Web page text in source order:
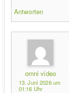
Antworten
omni video
13. Juni 2026 um
01:16 Uhr